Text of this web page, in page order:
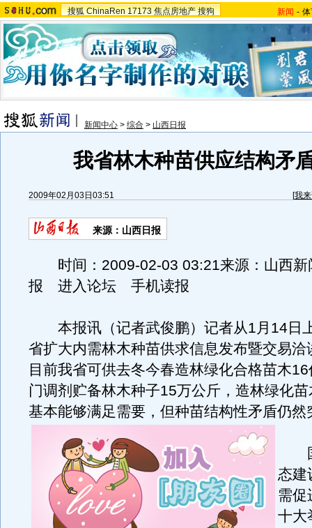
搜狐 ChinaRen 17173 焦点房地产 搜狗 新闻 -
新闻中心 > 综合 > 山西日报
我省林木种苗供应结构矛
2009年02月03日03:51 [我
来源：山西日报
时间：2009-02-03 03:21来源：山西新
报 进入论坛 手机读报
本报讯（记者武俊鹏）记者从1月14日
省扩大内需林木种苗供求信息发布暨交易洽
目前我省可供去冬今春造林绿化合格苗木
门调剂贮备林木种子15万公斤，造林绿化
基本能够满足需要，但种苗结构性矛盾仍然
国
态建
需促
十大